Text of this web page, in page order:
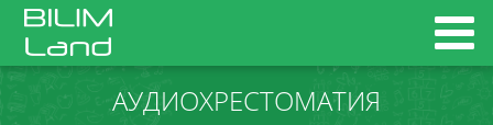
АУДИО­ХРЕСТОМАТИЯ